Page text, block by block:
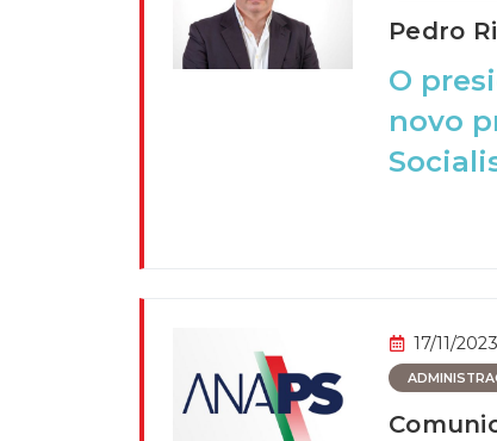
Pedro
O
novo
17/11/2023